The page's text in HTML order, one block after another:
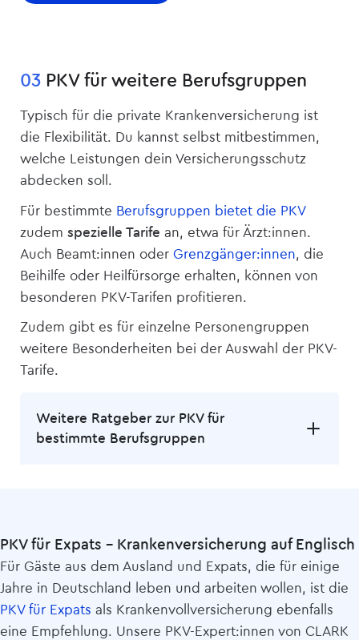
03 PKV für weitere Berufsgruppen
Typisch für die private Kranken­versicherung ist
die Flexibilität. Du kannst selbst mitbestimmen,
welche Leistungen dein Versicherungsschutz
abdecken soll.
Für bestimmte Berufsgruppen bietet die PKV
zudem spezielle Tarife an, etwa für Ärzt:innen.
Auch Beamt:innen oder Grenzgänger:innen, die
Beihilfe oder Heilfürsorge erhalten, können von
besonderen PKV-Tarifen profitieren.
Zudem gibt es für einzelne Personengruppen
weitere Besonderheiten bei der Auswahl der PKV-
Tarife.
Weitere Ratgeber zur PKV für
bestimmte Berufsgruppen
PKV für Expats – Kranken­versicherung auf Englisch
Für Gäste aus dem Ausland und Expats, die für einige
Jahre in Deutschland leben und arbeiten wollen, ist die
PKV für Expats als Krankenvoll­versicherung ebenfalls
eine Empfehlung. Unsere PKV-Expert:innen von CLARK